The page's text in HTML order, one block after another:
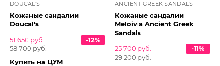
DOUCAL'S
Кожаные сандалии
Doucal's
51 650 руб.
58 700 руб.
-12%
Купить на ЦУМ
ANCIENT GREEK SANDALS
Кожаные сандалии
Meloivia Ancient Greek
Sandals
25 700 руб.
29 200 руб.
-11%